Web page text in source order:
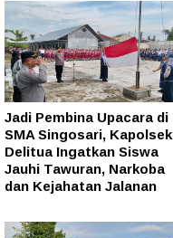
Jadi Pembina Upacara di
SMA Singosari, Kapolsek
Delitua Ingatkan Siswa
Jauhi Tawuran, Narkoba
dan Kejahatan Jalanan